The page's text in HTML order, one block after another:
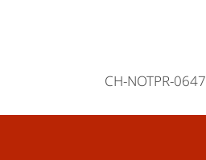
CH-NOTPR-